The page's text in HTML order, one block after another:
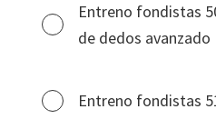
Entreno fondistas
de dedos avanzado
Entreno fondistas